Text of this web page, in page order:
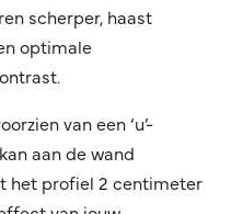
scherper, haast
optimale
van een ‘u’-
aan de wand
het profiel 2 centimeter